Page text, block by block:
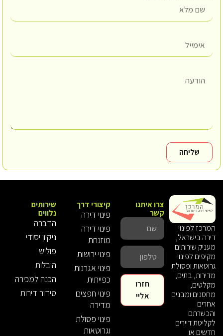
שליחה
המרכז לפינוי
דירה בישראל,
מעניק שירותים
מקיפים לפינוי
גרוטאות ופסולת
מדירות, בתים,
מקלטים,
מחסנים ומבנים
אחרים
והכשרתם
לקליטת דיירים
חדשים או
קיצורי דרך
פינוי דירה
פינוי דירה
מוזנחת
פינוי ירושות
פינוי אגרנות
כפייתית
פינוי חפצים
מדירה
פינוי פסולת
וגרוטאות
שירותים
נלווים
הדברה
ניקיון יסודי
פוליש
הובלות
הכנה למכירה
סידור דירות
צרו איתנו
קשר
חזרו
אליי